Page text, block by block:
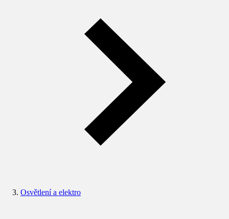
Osvětlení a elektro